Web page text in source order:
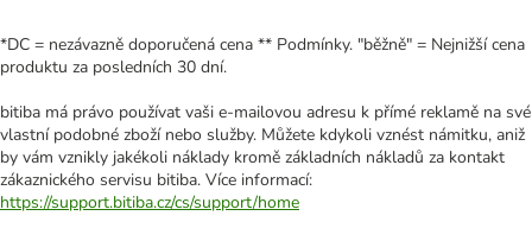
*DC = nezávazně doporučená cena ** Podmínky. "běžně" = Nejnižší cena
produktu za posledních 30 dní.
bitiba má právo používat vaši e-mailovou adresu k přímé reklamě na své
vlastní podobné zboží nebo služby. Můžete kdykoli vznést námitku, aniž
by vám vznikly jakékoli náklady kromě základních nákladů za kontakt
zákaznického servisu bitiba. Více informací:
https://support.bitiba.cz/cs/support/home